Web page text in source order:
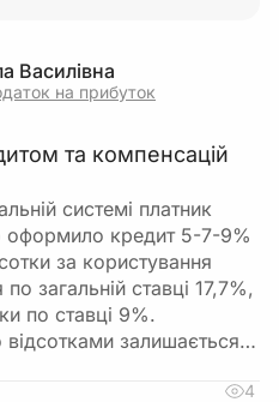
Василівна
на прибуток
та компенсацій
системі платник
кредит 5-7-9%
за користування
загальній ставці 17,7%,
по ставці 9%.
відсотками залишається…
4